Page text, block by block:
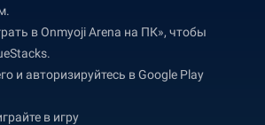
в Onmyoji Arena на ПК», чтобы
и авторизируйтесь в Google Play
в игру